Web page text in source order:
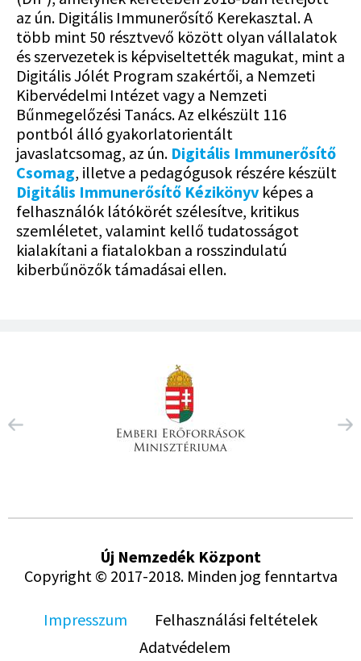
az ún. Digitális Immunerősítő Kerekasztal. A
több mint 50 résztvevő között olyan vállalatok
és szervezetek is képviseltették magukat, mint a
Digitális Jólét Program szakértői, a Nemzeti
Kibervédelmi Intézet vagy a Nemzeti
Bűnmegelőzési Tanács. Az elkészült 116
pontból álló gyakorlatorientált
javaslatcsomag, az ún. Digitális Immunerősítő
Csomag, illetve a pedagógusok részére készült
Digitális Immunerősítő Kézikönyv képes a
felhasználók látókörét szélesítve, kritikus
szemléletet, valamint kellő tudatosságot
kialakítani a fiatalokban a rosszindulatú
kiberbűnözők támadásai ellen.
Új Nemzedék Központ
Copyright © 2017-2018. Minden jog fenntartva
Impresszum
Felhasználási feltételek
Adatvédelem